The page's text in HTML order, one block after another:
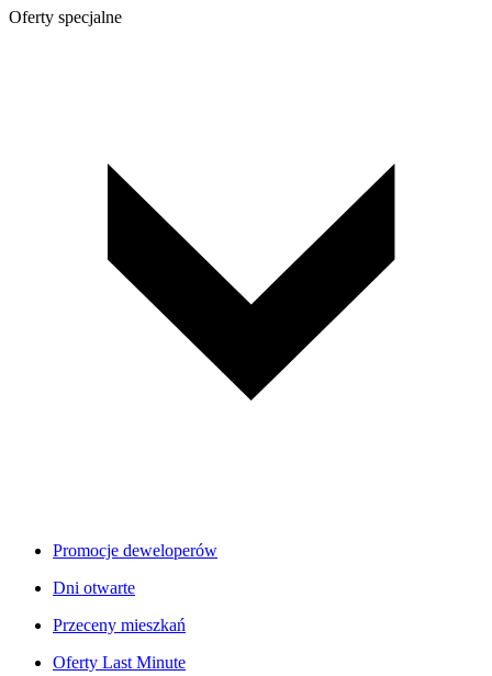
Oferty specjalne
Promocje deweloperów
Dni otwarte
Przeceny mieszkań
Oferty Last Minute